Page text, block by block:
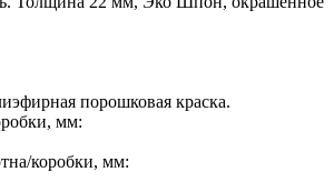
порошковая краска.
мм:
коробки, мм: